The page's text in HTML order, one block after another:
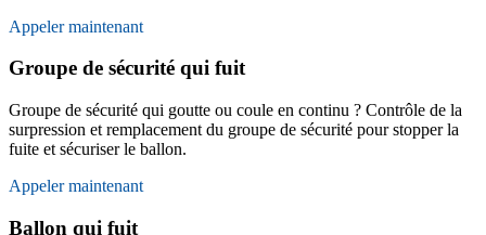
Appeler maintenant
Groupe de sécurité qui fuit
Groupe de sécurité qui goutte ou coule en continu ? Contrôle de la
surpression et remplacement du groupe de sécurité pour stopper la
fuite et sécuriser le ballon.
Appeler maintenant
Ballon qui fuit